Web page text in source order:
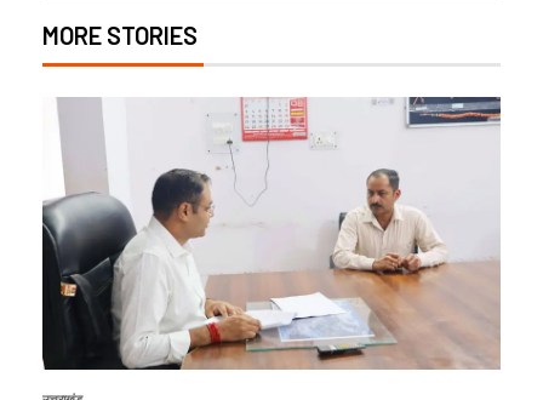
MORE STORIES